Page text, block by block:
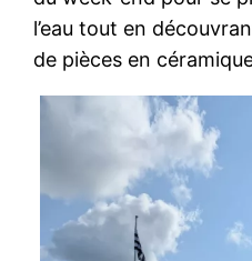
l’eau tout en
de pièces en